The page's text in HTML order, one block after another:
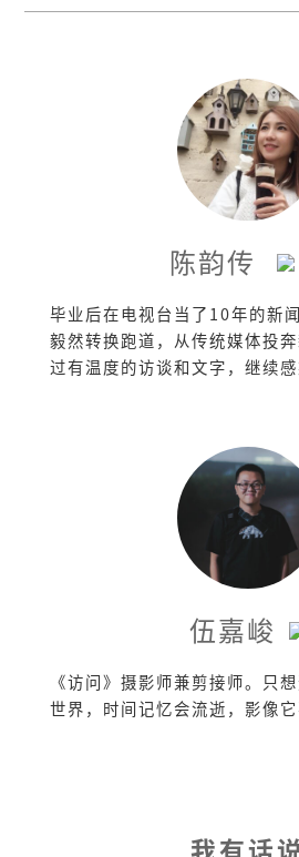
陈韵传
毕业后在电视台当了10年的新
毅然转换跑道，从传统媒体投
过有温度的访谈和文字，继续感
伍嘉峻
《访问》摄影师兼剪接师。只
世界，时间记忆会流逝，影像它
我有话说